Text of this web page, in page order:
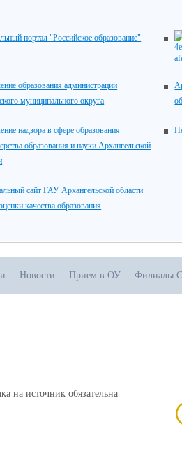
портал "Российское образование"
образования администрации
муниципального округа
надзора в сфере образования
образования и науки Архангельской
сайт ГАУ Архангельской области
качества образования
Новости Прием в ОУ Филиалы
на источник обязательна